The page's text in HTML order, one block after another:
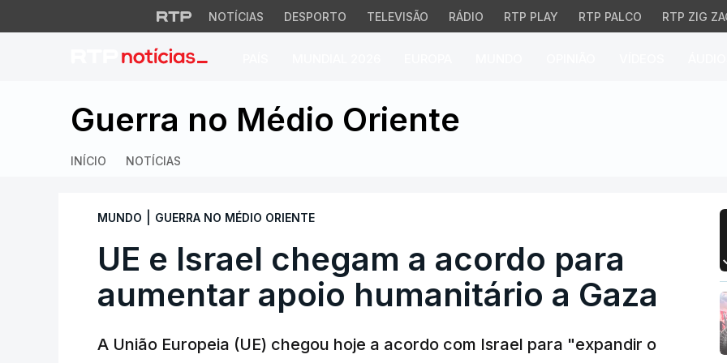
NOTÍCIAS DESPORTO TELEVISÃO RÁDIO RTP PLAY RTP PALCO RTP ZIG
UE e Israel chegam a acordo para
Guerra no Médio Oriente
INÍCIO NOTÍCIAS
MUNDO GUERRA NO MÉDIO ORIENTE
UE e Israel chegam a acordo para
aumentar apoio humanitário a Gaza
A União Europeia (UE) chegou hoje a acordo com Israel para "expandir o